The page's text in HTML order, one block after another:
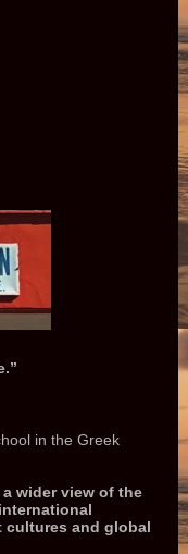
in the Greek
wider view of the
and global